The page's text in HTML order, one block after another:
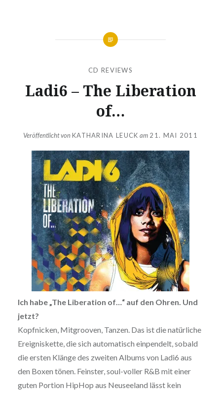
CD REVIEWS
Ladi6 – The Liberation
of…
Veröffentlicht vonKATHARINA LEUCK am 21. MAI 2011
Ich habe „The Liberation of…“ auf den Ohren. Und
jetzt?
Kopfnicken, Mitgrooven, Tanzen. Das ist die natürliche
Ereigniskette, die sich automatisch einpendelt, sobald
die ersten Klänge des zweiten Albums von Ladi6 aus
den Boxen tönen. Feinster, soul-voller R&B mit einer
guten Portion HipHop aus Neuseeland lässt kein